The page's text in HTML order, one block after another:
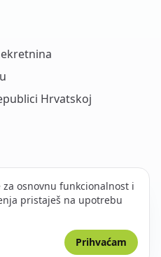
Hrvatskoj
osnovnu funkcionalnost i
pristaješ na upotrebu
Prihvaćam